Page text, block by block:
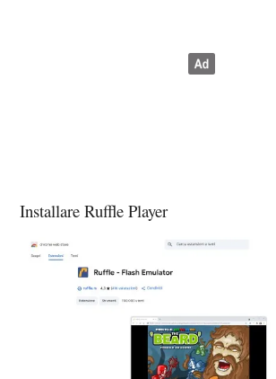
Installare Ruffle Player